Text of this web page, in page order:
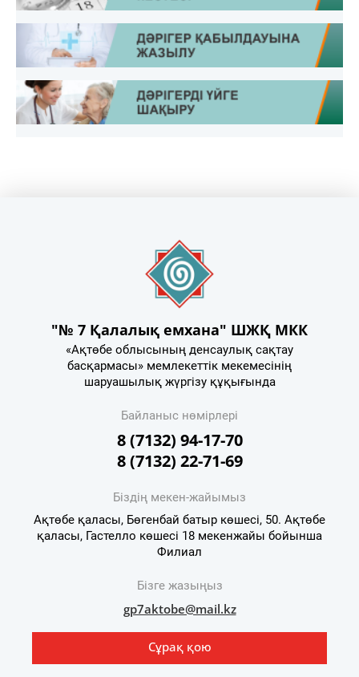
"№ 7 Қалалық емхана" ШЖҚ МКК
«Ақтөбе облысының денсаулық сақтау
басқармасы» мемлекеттік мекемесінің
шаруашылық жүргізу құқығында
Байланыс нөмірлері
8 (7132) 94-17-70
8 (7132) 22-71-69
Біздің мекен-жайымыз
Ақтөбе қаласы, Бөгенбай батыр көшесі, 50. Ақтөбе
қаласы, Гастелло көшесі 18 мекенжайы бойынша
Филиал
Бізге жазыңыз
gp7aktobe@mail.kz
Сұрақ қою